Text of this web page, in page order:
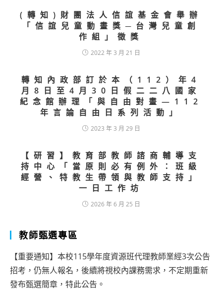
(轉知)財團法人信誼基金會舉辦
「信誼兒童動畫獎─台灣兒童創
作組」徵獎
2022 年 3 月 21 日
轉知內政部訂於本（112）年4
月8日至4月30日假二二八國家
紀念館辦理「與自由對畫—112
年言論自由日系列活動」
2023 年 3 月 29 日
【研習】教育部教師諮商輔導支
持中心「當原則必有例外：班級
經營、特教生帶領與教師支持」
一日工作坊
2026 年 6 月 25 日
教師甄選專區
【重要通知】本校115學年度資源班代理教師業經3次公告
招考，仍無人報名，後續將視校內課務需求，不定期重新
發布甄選簡章，特此公告。